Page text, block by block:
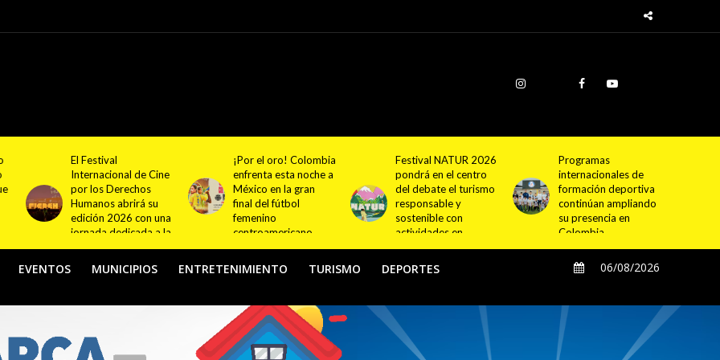
¡Por el oro! Colombia
enfrenta esta noche a
México en la gran
final del fútbol
femenino
centroamericano
Festival NATUR 2026
pondrá en el centro
del debate el turismo
responsable y
sostenible con
actividades en
Bogotá y Guasca
Programas
internacionales de
formación deportiva
continúan ampliando
su presencia en
Colombia
Cundinamarca
proyecta la
construcción de
4.000 nuevas
viviendas en 12
municipios
EVENTOS MUNICIPIOS ENTRETENIMIENTO TURISMO DEPORTES 06/08/2026